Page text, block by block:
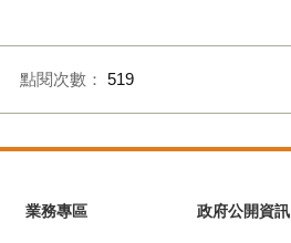
點閱次數： 519
業務專區 政府公開資訊